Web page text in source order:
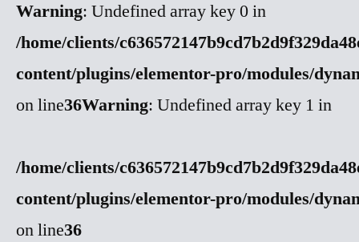
Warning: Undefined array key 0 in
/home/clients/
content/plugins/elementor-pro/modules/
on line36Warning: Undefined array key 1 in
/home/clients/
content/plugins/elementor-pro/modules/
on line36